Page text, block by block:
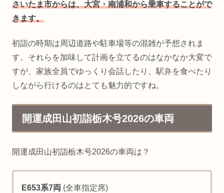
さいたま市からは、大宮・南浦和から乗車することがで
きます。
初詣の時期は周辺道路や駐車場等の混雑が予想されま
す。それらを加味して計画を立てるのはなかなか大変で
すが、家族全員でゆっくり会話したり、駅弁を食べたり
しながら行けるのはとても魅力的ですね。
開運成田山初詣栃木号2026の車両
開運成田山初詣栃木号2026の車両は？
E653系7両 (全車指定席)